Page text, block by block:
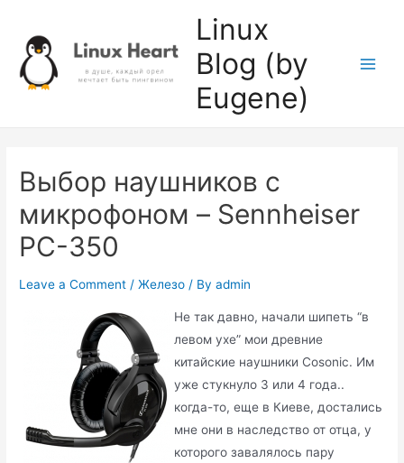
content
Linux
Blog (by
Eugene)
Выбор наушников с
микрофоном – Sennheiser
PC-350
Leave a Comment /Железо / Byadmin
Не так давно, начали шипеть “в
левом ухе” мои древние
китайские наушники Cosonic. Им
уже стукнуло 3 или 4 года..
когда-то, еще в Киеве, достались
мне они в наследство от отца, у
которого завалялось пару